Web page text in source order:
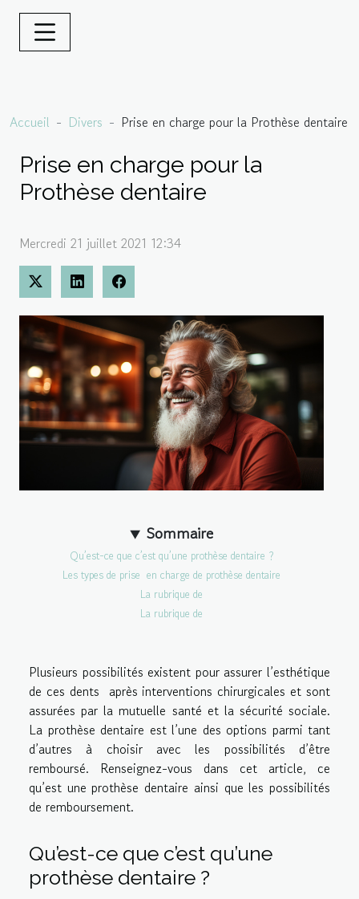
Accueil Divers Prise en charge pour la Prothèse dentaire
Prise en charge pour la
Prothèse dentaire
Mercredi 21 juillet 2021 12:34
Sommaire
Qu’est-ce que c’est qu’une prothèse dentaire ?
Les types de prise en charge de prothèse dentaire
La rubrique de
La rubrique de
Plusieurs possibilités existent pour assurer l’esthétique
de ces dents après interventions chirurgicales et sont
assurées par la mutuelle santé et la sécurité sociale.
La prothèse dentaire est l’une des options parmi tant
d’autres à choisir avec les possibilités d’être
remboursé. Renseignez-vous dans cet article, ce
qu’est une prothèse dentaire ainsi que les possibilités
de remboursement.
Qu’est-ce que c’est qu’une
prothèse dentaire ?